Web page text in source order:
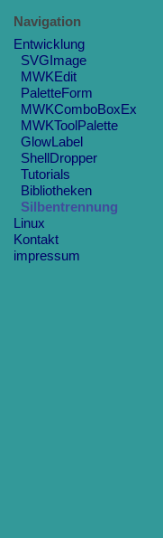
Navigation
Entwicklung
SVGImage
MWKEdit
PaletteForm
MWKComboBoxEx
MWKToolPalette
GlowLabel
ShellDropper
Tutorials
Bibliotheken
Silbentrennung
Linux
Kontakt
impressum